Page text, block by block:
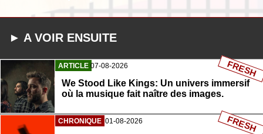
► A VOIR ENSUITE
ARTICLE 07-08-2026
We Stood Like Kings: Un univers immersif
où la musique fait naître des images.
FRESH
CHRONIQUE 01-08-2026 FRESH